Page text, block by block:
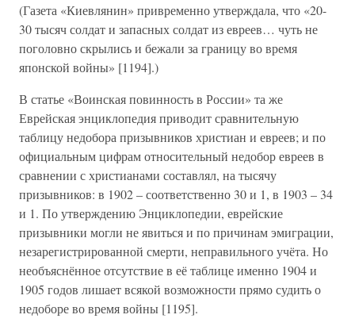
(Газета «Киевлянин» привременно утверждала, что «20-
30 тысяч солдат и запасных солдат из евреев… чуть не
поголовно скрылись и бежали за границу во время
японской войны» [1194].)
В статье «Воинская повинность в России» та же
Еврейская энциклопедия приводит сравнительную
таблицу недобора призывников христиан и евреев; и по
официальным цифрам относительный недобор евреев в
сравнении с христианами составлял, на тысячу
призывников: в 1902 – соответственно 30 и 1, в 1903 – 34
и 1. По утверждению Энциклопедии, еврейские
призывники могли не явиться и по причинам эмиграции,
незарегистрированной смерти, неправильного учёта. Но
необъяснённое отсутствие в её таблице именно 1904 и
1905 годов лишает всякой возможности прямо судить о
недоборе во время войны [1195].